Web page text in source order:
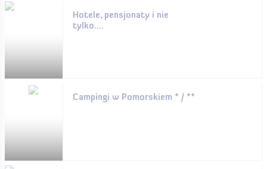
Hotele, pensjonaty i nie
tylko....
Campingi w Pomorskiem * / **